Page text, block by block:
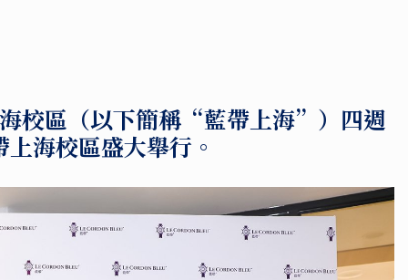
校區（以下簡稱“藍帶上海”）四週
海校區盛大舉行。